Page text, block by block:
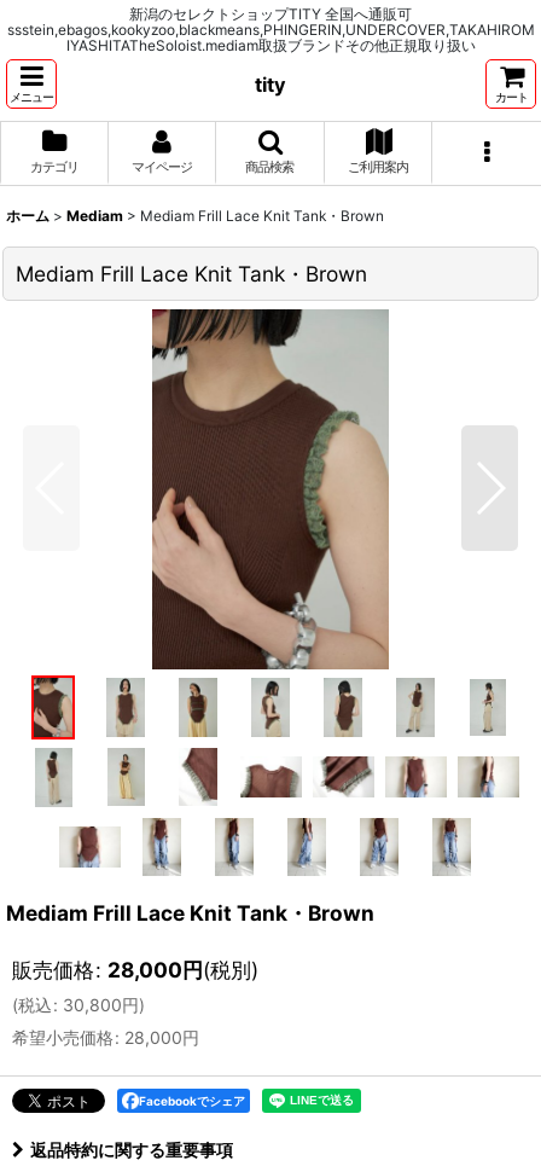
新潟のセレクトショップTITY 全国へ通販可
ssstein,ebagos,kookyzoo,blackmeans,PHINGERIN,UNDERCOVER,TAKAHIROM
IYASHITATheSoloist.mediam取扱ブランドその他正規取り扱い
メニュー
tity
カート
カテゴリ マイページ 商品検索 ご利用案内
ホーム > Mediam > Mediam Frill Lace Knit Tank・Brown
Mediam Frill Lace Knit Tank・Brown
Mediam Frill Lace Knit Tank・Brown
販売価格: 28,000円(税別)
(税込: 30,800円)
希望小売価格: 28,000円
Facebookでシェア
返品特約に関する重要事項